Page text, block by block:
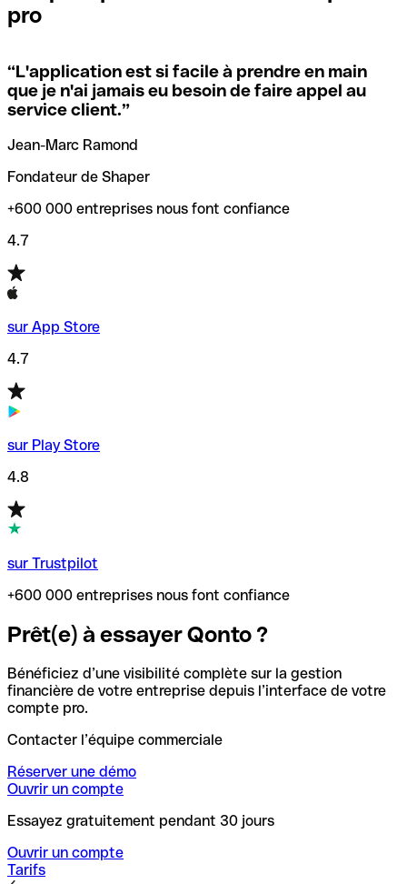
locales.
Si vous n'êtes pas sûr du code SWIFT que vous devriez
utiliser, nous avons développé un outil de recherche de
codes SWIFT par nom de banque.
vérification/recherche de codes SWIFT. Ainsi, vous pouvez
trouver et vérifier vos codes SWIFT avant de réaliser vos
transferts d’argent.
pro
“L'application est si facile à prendre en main
que je n'ai jamais eu besoin de faire appel au
service client.”
Jean-Marc Ramond
Fondateur de Shaper
+600 000 entreprises nous font confiance
4.7
sur App Store
4.7
sur Play Store
4.8
sur Trustpilot
+600 000 entreprises nous font confiance
Prêt(e) à essayer Qonto ?
Bénéficiez d’une visibilité complète sur la gestion
financière de votre entreprise depuis l’interface de votre
compte pro.
Contacter l’équipe commerciale
Réserver une démo
Ouvrir un compte
Essayez gratuitement pendant 30 jours
Ouvrir un compte
Tarifs